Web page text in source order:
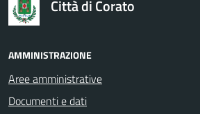
Città di Corato
AMMINISTRAZIONE
Aree amministrative
Documenti e dati